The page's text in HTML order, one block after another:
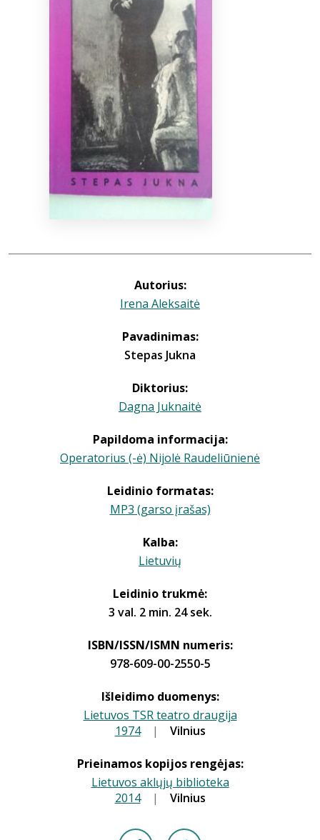
Autorius:
Irena Aleksaitė
Pavadinimas:
Stepas Jukna
Diktorius:
Dagna Juknaitė
Papildoma informacija:
Operatorius (-ė) Nijolė Raudeliūnienė
Leidinio formatas:
MP3 (garso įrašas)
Kalba:
Lietuvių
Leidinio trukmė:
3 val. 2 min. 24 sek.
ISBN/ISSN/ISMN numeris:
978-609-00-2550-5
Išleidimo duomenys:
Lietuvos TSR teatro draugija
1974 | Vilnius
Prieinamos kopijos rengėjas:
Lietuvos aklųjų biblioteka
2014 | Vilnius